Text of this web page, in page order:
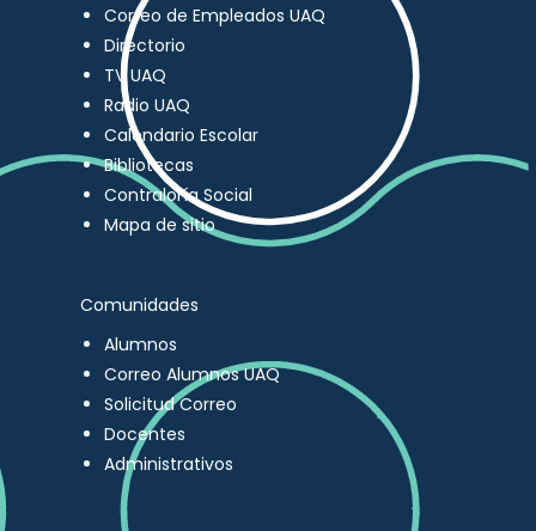
Correo de Empleados UAQ
Directorio
TV UAQ
Radio UAQ
Calendario Escolar
Bibliotecas
Contraloría Social
Mapa de sitio
Comunidades
Alumnos
Correo Alumnos UAQ
Solicitud Correo
Docentes
Administrativos